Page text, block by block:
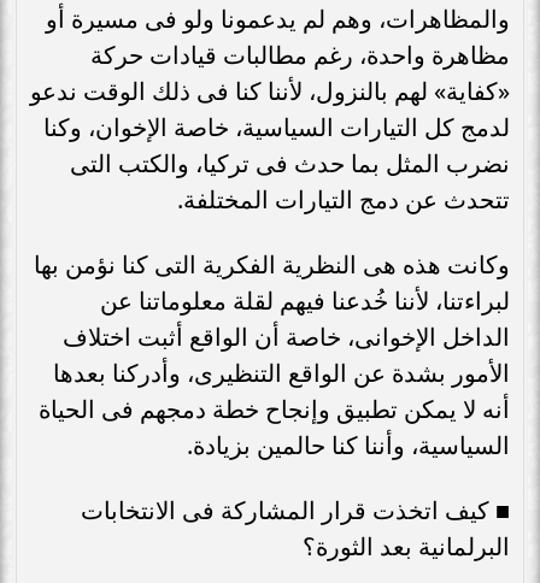
والمظاهرات، وهم لم يدعمونا ولو فى مسيرة أو
مظاهرة واحدة، رغم مطالبات قيادات حركة
«كفاية» لهم بالنزول، لأننا كنا فى ذلك الوقت ندعو
لدمج كل التيارات السياسية، خاصة الإخوان، وكنا
نضرب المثل بما حدث فى تركيا، والكتب التى
تتحدث عن دمج التيارات المختلفة.
وكانت هذه هى النظرية الفكرية التى كنا نؤمن بها
لبراءتنا، لأننا خُدعنا فيهم لقلة معلوماتنا عن
الداخل الإخوانى، خاصة أن الواقع أثبت اختلاف
الأمور بشدة عن الواقع التنظيرى، وأدركنا بعدها
أنه لا يمكن تطبيق وإنجاح خطة دمجهم فى الحياة
السياسية، وأننا كنا حالمين بزيادة.
■ كيف اتخذت قرار المشاركة فى الانتخابات
البرلمانية بعد الثورة؟